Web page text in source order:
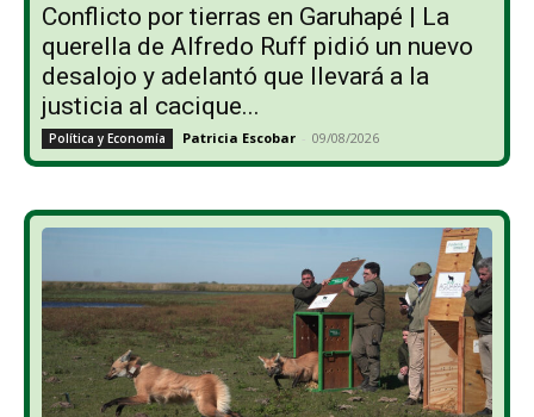
Conflicto por tierras en Garuhapé | La
querella de Alfredo Ruff pidió un nuevo
desalojo y adelantó que llevará a la
justicia al cacique...
Política y Economía Patricia Escobar - 09/08/2026